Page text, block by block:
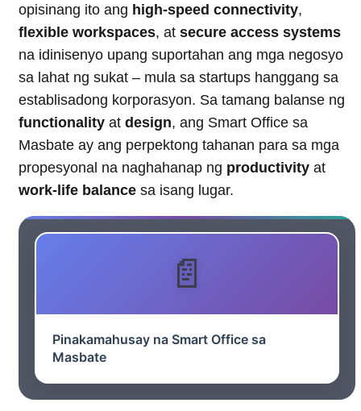
opisinang ito ang high-speed connectivity,
flexible workspaces, at secure access systems
na idinisenyo upang suportahan ang mga negosyo
sa lahat ng sukat – mula sa startups hanggang sa
establisadong korporasyon. Sa tamang balanse ng
functionality at design, ang Smart Office sa
Masbate ay ang perpektong tahanan para sa mga
propesyonal na naghahanap ng productivity at
work-life balance sa isang lugar.
Pinakamahusay na Smart Office sa
Masbate